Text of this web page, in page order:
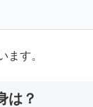
ます。
は？